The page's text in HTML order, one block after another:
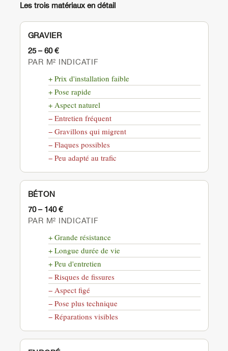
Les trois matériaux en détail
GRAVIER
25 – 60 €
PAR M² INDICATIF
+ Prix d'installation faible
+ Pose rapide
+ Aspect naturel
− Entretien fréquent
− Gravillons qui migrent
− Flaques possibles
− Peu adapté au trafic
BÉTON
70 – 140 €
PAR M² INDICATIF
+ Grande résistance
+ Longue durée de vie
+ Peu d'entretien
− Risques de fissures
− Aspect figé
− Pose plus technique
− Réparations visibles